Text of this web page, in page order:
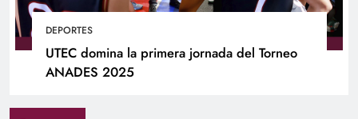
DEPORTES
UTEC domina la primera jornada del Torneo
ANADES 2025